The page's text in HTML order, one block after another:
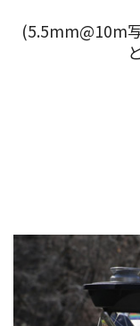
(5.5mm@10m